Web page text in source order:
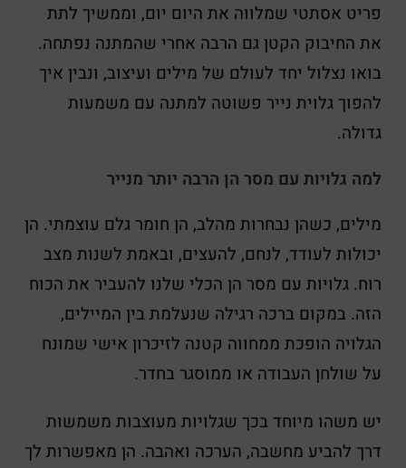
פריט אסתטי שמלווה את היום יום, וממשיך לתת
את החיבוק הקטן גם הרבה אחרי שהמתנה נפתחה.
בואו נצלול יחד לעולם של מילים ועיצוב, ונבין איך
להפוך גלוית נייר פשוטה למתנה עם משמעות
גדולה.
למה גלויות עם מסר הן הרבה יותר מנייר
מילים, כשהן נבחרות מהלב, הן חומר גלם עוצמתי. הן
יכולות לעודד, לנחם, להעצים, ובאמת לשנות מצב
רוח. גלויות עם מסר הן הכלי שלנו להעביר את הכוח
הזה. במקום ברכה רגילה שנעלמת בין המיילים,
הגלויה הופכת ממחווה קטנה לזיכרון אישי שמונח
על שולחן העבודה או ממוסגר בחדר.
יש משהו מיוחד בכך שגלויות מעוצבות משמשות
דרך להביע מחשבה, הערכה ואהבה. הן מאפשרות לך